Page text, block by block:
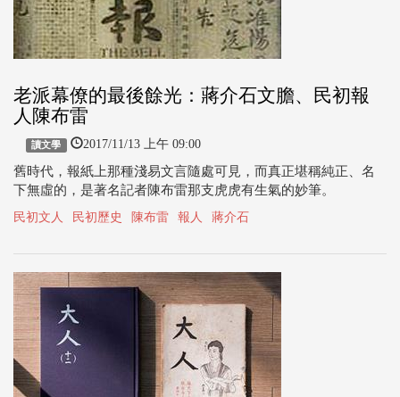
老派幕僚的最後餘光：蔣介石文膽、民初報
人陳布雷
讀文學 2017/11/13 上午 09:00
舊時代，報紙上那種淺易文言隨處可見，而真正堪稱純正、名
下無虛的，是著名記者陳布雷那支虎虎有生氣的妙筆。
民初文人 民初歷史 陳布雷 報人 蔣介石